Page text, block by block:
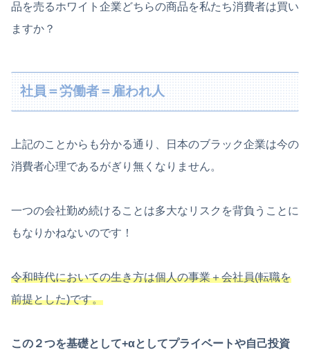
品を売るホワイト企業どちらの商品を私たち消費者は買い
ますか？
社員＝労働者＝雇われ人
上記のことからも分かる通り、日本のブラック企業は今の
消費者心理であるがぎり無くなりません。
一つの会社勤め続けることは多大なリスクを背負うことに
もなりかねないのです！
令和時代においての生き方は個人の事業＋会社員(転職を
前提とした)です。
この２つを基礎として+αとしてプライベートや自己投資